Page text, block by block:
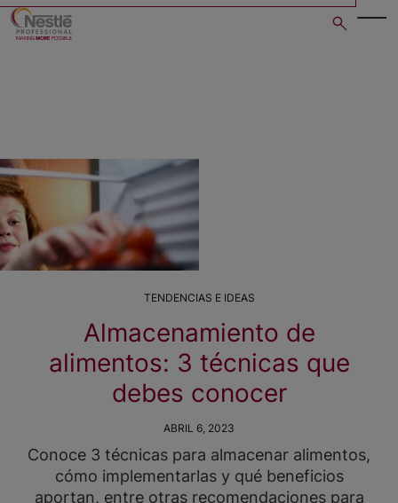
Skip
TENDENCIAS E IDEAS
Almacenamiento de
alimentos: 3 técnicas que
debes conocer
ABRIL 6, 2023
Conoce 3 técnicas para almacenar alimentos,
cómo implementarlas y qué beneficios
aportan, entre otras recomendaciones para